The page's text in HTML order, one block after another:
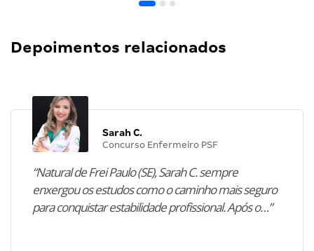
Depoimentos relacionados
Sarah C.
Concurso Enfermeiro PSF
“Natural de Frei Paulo (SE), Sarah C. sempre
enxergou os estudos como o caminho mais seguro
para conquistar estabilidade profissional. Após o…”